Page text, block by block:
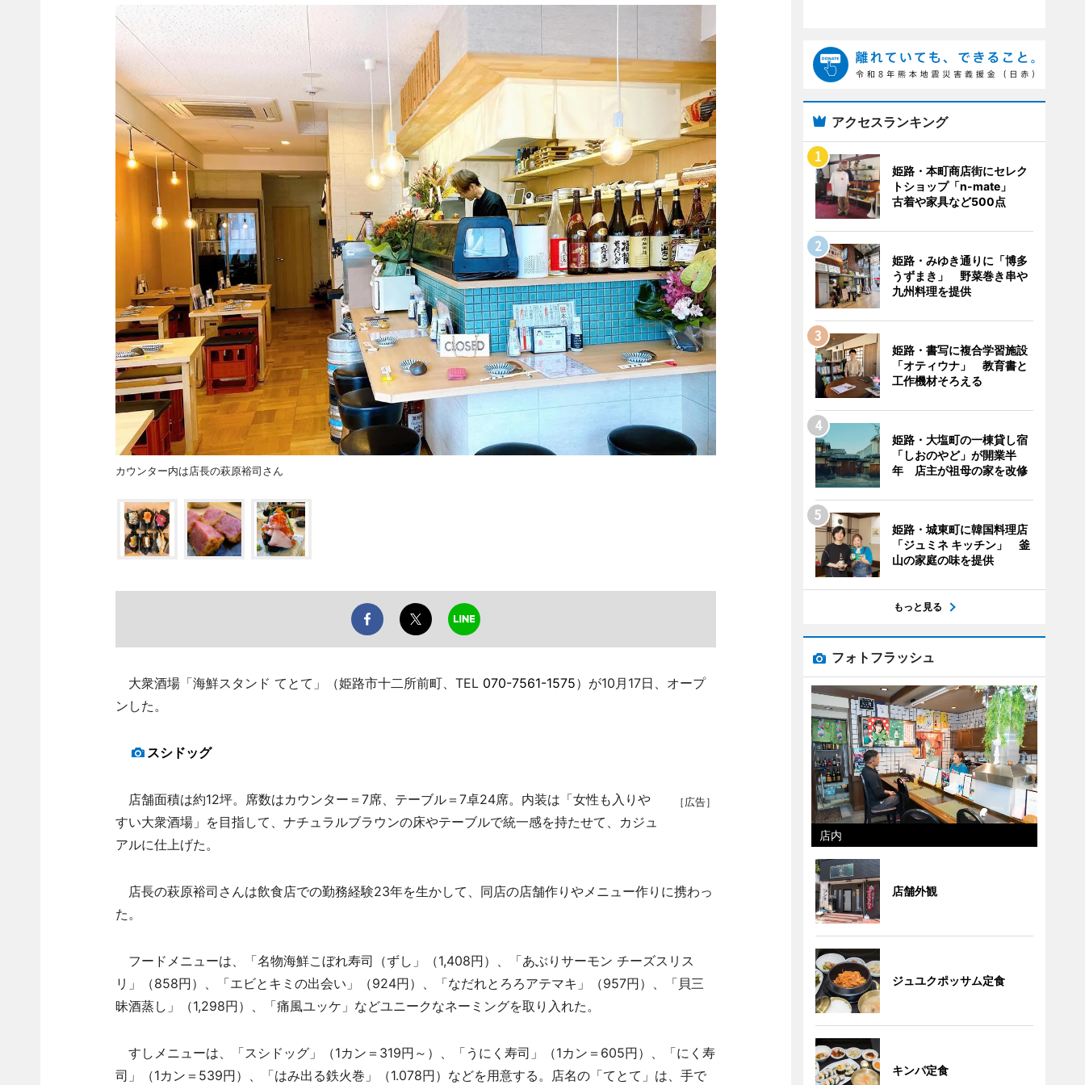
カウンター内は店長の萩原裕司さん
大衆酒場「海鮮スタンド てとて」（姫路市十二所前町、TEL 070-7561-1575）が10月17日、オープ
ンした。
スシドッグ
［広告］
店舗面積は約12坪。席数はカウンター＝7席、テーブル＝7卓24席。内装は「女性も入りや
すい大衆酒場」を目指して、ナチュラルブラウンの床やテーブルで統一感を持たせて、カジュ
アルに仕上げた。
店長の萩原裕司さんは飲食店での勤務経験23年を生かして、同店の店舗作りやメニュー作りに携わっ
た。
フードメニューは、「名物海鮮こぼれ寿司（ずし」（1,408円）、「あぶりサーモン チーズスリス
リ」（858円）、「エビとキミの出会い」（924円）、「なだれとろろアテマキ」（957円）、「貝三
昧酒蒸し」（1,298円）、「痛風ユッケ」などユニークなネーミングを取り入れた。
すしメニューは、「スシドッグ」（1カン＝319円～）、「うにく寿司」（1カン＝605円）、「にく寿
司」（1カン＝539円）、「はみ出る鉄火巻」（1.078円）などを用意する。店名の「てとて」は、手で
アクセスランキング
姫路・本町商店街にセレク
トショップ「n-mate」
古着や家具など500点
姫路・みゆき通りに「博多
うずまき」 野菜巻き串や
九州料理を提供
姫路・書写に複合学習施設
「オティウナ」 教育書と
工作機材そろえる
姫路・大塩町の一棟貸し宿
「しおのやど」が開業半
年 店主が祖母の家を改修
姫路・城東町に韓国料理店
「ジュミネ キッチン」 釜
山の家庭の味を提供
もっと見る
フォトフラッシュ
店内
店舗外観
ジュユクポッサム定食
キンパ定食